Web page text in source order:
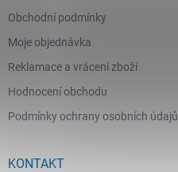
Obchodní podmínky
Moje objednávka
Reklamace a vrácení zboží
Hodnocení obchodu
Podmínky ochrany osobních údajů
KONTAKT